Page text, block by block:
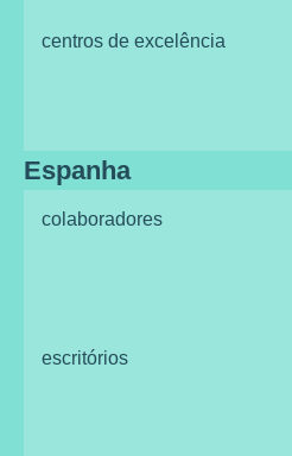
centros de excelência
Espanha
colaboradores
escritórios